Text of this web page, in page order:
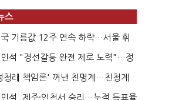
스
기름값 12주 연속 하락…서울 휘
윳값 1909원...
민석 "경선갈등 완전 제로 노력"…정
"반명 공세 사...
청래 책임론' 꺼낸 친명계…친청계
추가투표 때리기...
민석, 제주·인천서 승리…누적 득표율